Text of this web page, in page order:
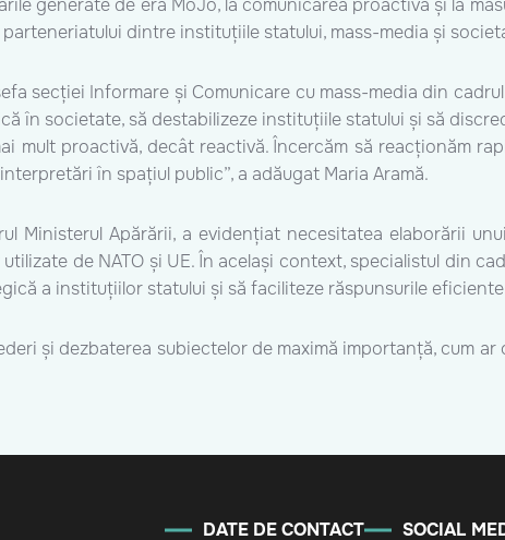
dintre instituțiile statului, mass-media și
secției Informare și Comunicare cu mass-media din
în societate, să destabilizeze instituțiile statului și să
mult proactivă, decât reactivă. Încercăm să reacționăm
în spațiul public”, a adăugat Maria Aramă.
Ministerul Apărării, a evidențiat necesitatea elaborării
de NATO și UE. În același context, specialistul din
a instituțiilor statului și să faciliteze răspunsurile
și dezbaterea subiectelor de maximă importanță, cum
DATE DE CONTACT SOCIAL